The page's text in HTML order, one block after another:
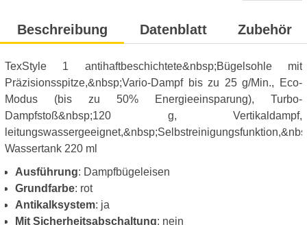
Beschreibung Datenblatt Zubehör
TexStyle 1 antihaftbeschichtete&nbsp;Bügelsohle mit
Präzisionsspitze,&nbsp;Vario-Dampf bis zu 25 g/Min., Eco-
Modus (bis zu 50% Energieeinsparung), Turbo-
Dampfstoß&nbsp;120 g, Vertikaldampf,
Wassertank 220 ml
Ausführung: Dampfbügeleisen
Grundfarbe: rot
Antikalksystem: ja
Mit Sicherheitsabschaltung: nein